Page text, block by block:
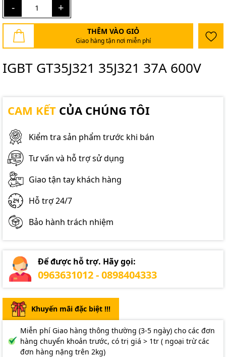
- +
THÊM VÀO GIỎ
Giao hàng tận nơi miễn phí
IGBT GT35J321 35J321 37A 600V
CAM KẾT CỦA CHÚNG TÔI
Kiểm tra sản phẩm trước khi bán
Tư vấn và hỗ trợ sử dụng
Giao tận tay khách hàng
Hỗ trợ 24/7
Bảo hành trách nhiệm
Để được hỗ trợ. Hãy gọi:
0963631012 - 0898404333
Khuyến mãi đặc biệt !!!
Miễn phí Giao hàng thông thường (3-5 ngày) cho các đơn
hàng chuyển khoản trước, có trị giá > 1tr ( ngoại trừ các
đơn hàng nặng trên 2kg)